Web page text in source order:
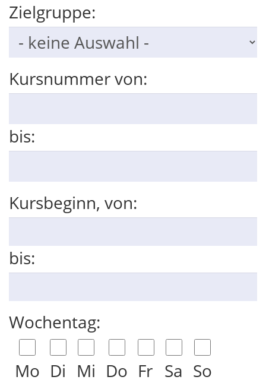
Zielgruppe:
Kursnummer von:
bis:
Kursbeginn, von:
bis:
Wochentag:
Mo Di Mi Do Fr Sa So